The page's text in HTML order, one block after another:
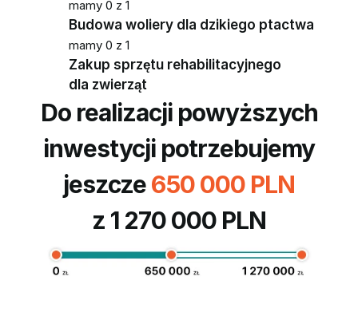
mamy 0 z 1
Budowa woliery dla dzikiego ptactwa
mamy 0 z 1
Zakup sprzętu rehabilitacyjnego
dla zwierząt
Do realizacji powyższych
inwestycji potrzebujemy
jeszcze 650 000 PLN
z 1 270 000 PLN